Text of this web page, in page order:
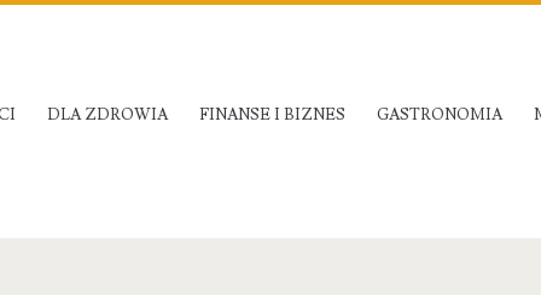
DLA ZDROWIA FINANSE I BIZNES GASTRONOMIA